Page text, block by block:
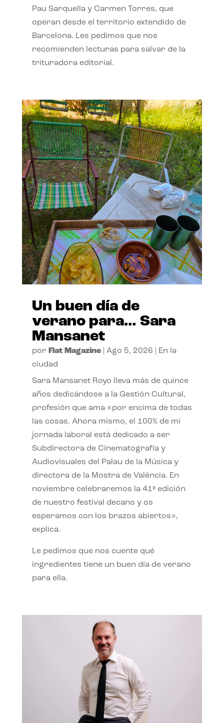
Pau Sarquella y Carmen Torres, que
operan desde el territorio extendido de
Barcelona. Les pedimos que nos
recomienden lecturas para salvar de la
trituradora editorial.
Un buen día de
verano para… Sara
Mansanet
por Flat Magazine| Ago 5, 2026
En la
ciudad
Sara Mansanet Royo lleva más de quince
años dedicándose a la Gestión Cultural,
profesión que ama «por encima de todas
las cosas. Ahora mismo, el 100% de mi
jornada laboral está dedicado a ser
Subdirectora de Cinematografía y
Audiovisuales del Palau de la Música y
directora de la Mostra de València. En
noviembre celebraremos la 41ª edición
de nuestro festival decano y os
esperamos con los brazos abiertos»,
explica.
Le pedimos que nos cuente qué
ingredientes tiene un buen día de verano
para ella.